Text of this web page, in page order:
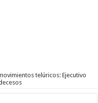
telúricos: Ejecutivo